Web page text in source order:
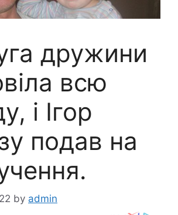
дружини
всю
і Ігор
подав на
by admin